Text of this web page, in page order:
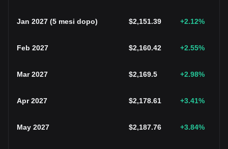
Jan 2027 (5 mesi dopo) $2,151.39 +2.12%
Feb 2027 $2,160.42 +2.55%
Mar 2027 $2,169.5 +2.98%
Apr 2027 $2,178.61 +3.41%
May 2027 $2,187.76 +3.84%